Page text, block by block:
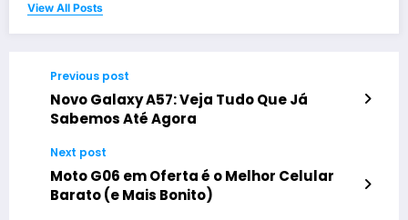
View All Posts
Previous post
Novo Galaxy A57: Veja Tudo Que Já
Sabemos Até Agora
Next post
Moto G06 em Oferta é o Melhor Celular
Barato (e Mais Bonito)